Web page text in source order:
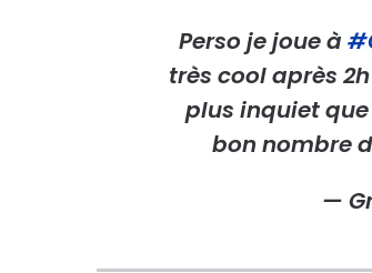
Perso je joue à
très cool après
plus inquiet
bon nombre
—